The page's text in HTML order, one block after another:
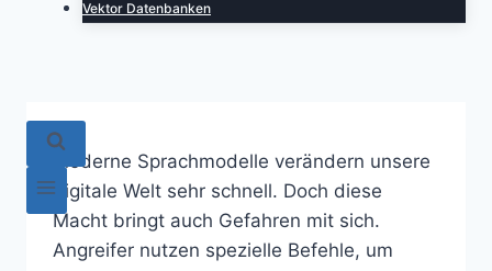
Vektor Datenbanken
Moderne Sprachmodelle verändern unsere
digitale Welt sehr schnell. Doch diese
Macht bringt auch Gefahren mit sich.
Angreifer nutzen spezielle Befehle, um